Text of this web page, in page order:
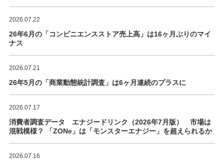
2026.07.22
26年6月の「コンビニエンスストア売上高」は16ヶ月ぶりのマイ
ナス
2026.07.21
26年5月の「商業動態統計調査」は6ヶ月連続のプラスに
2026.07.17
消費者調査データ エナジードリンク（2026年7月版） 市場は
混戦模様？ 「ZONe」は「モンスターエナジー」を超えられるか
2026.07.16